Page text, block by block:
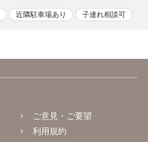
近隣駐車場あり 子連れ相談可
ご意見・ご要望
利用規約